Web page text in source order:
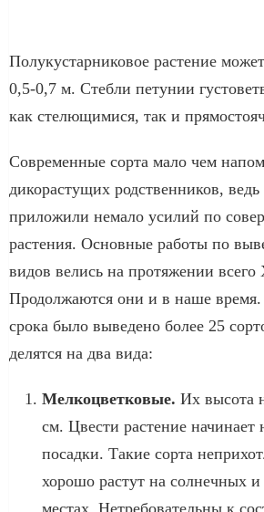
Полукустарниковое растение
0,5-0,7 м. Стебли петунии
как стелющимися, так и
Современные сорта мало чем
дикорастущих родственников,
приложили немало усилий по
растения. Основные работы по
видов велись на протяжении всего
Продолжаются они и в наше время.
срока было выведено более 25
делятся на два вида:
Мелкоцветковые. Их высота
см. Цвести растение начинает
посадки. Такие сорта
хорошо растут на солнечных
местах. Нетребовательны к